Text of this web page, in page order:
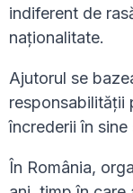
indiferent de
naționalitate.
Ajutorul se
responsabilității
încrederii în
În România,